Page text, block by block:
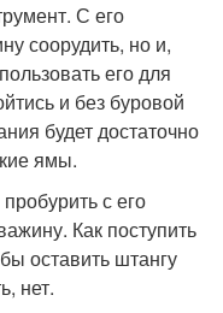
С его
соорудить, но и,
его для
и без буровой
будет достаточно
ямы.
с его
Как поступить
оставить штангу
нет.